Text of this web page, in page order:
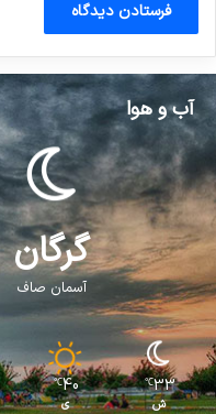
آب و هوا
گرگان
آسمان صاف
33
℃
ش
40
℃
ی